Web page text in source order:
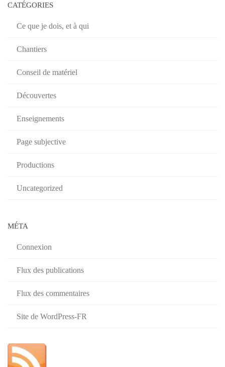
CATÉGORIES
Ce que je dois, et à qui
Chantiers
Conseil de matériel
Découvertes
Enseignements
Page subjective
Productions
Uncategorized
MÉTA
Connexion
Flux des publications
Flux des commentaires
Site de WordPress-FR